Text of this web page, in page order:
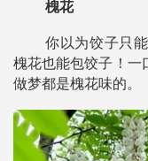
槐花
你以为饺子只
槐花也能包饺子！ 一
做梦都是槐花味的。